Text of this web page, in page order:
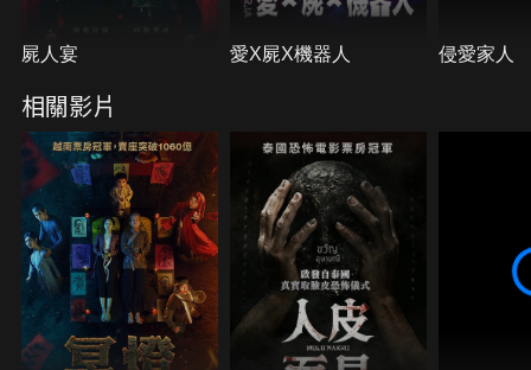
屍人宴 愛X屍X機器人 侵愛家人
相關影片